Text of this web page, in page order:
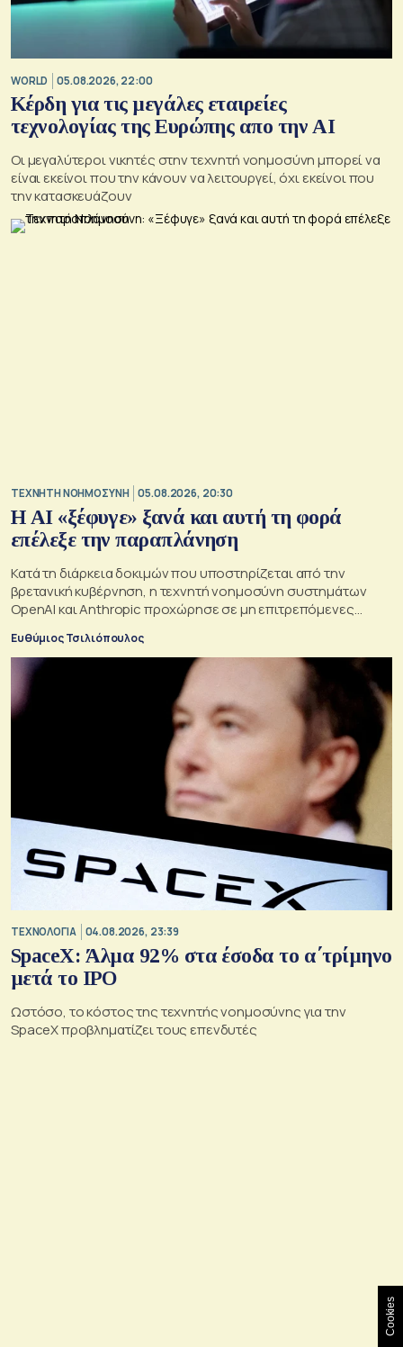
WORLD 05.08.2026, 22:00
Κέρδη για τις μεγάλες εταιρείες
τεχνολογίας της Ευρώπης απο την AI
Οι μεγαλύτεροι νικητές στην τεχνητή νοημοσύνη μπορεί να
είναι εκείνοι που την κάνουν να λειτουργεί, όχι εκείνοι που
την κατασκευάζουν
TΕΧΝΗΤΗ ΝΟΗΜΟΣΥΝΗ 05.08.2026, 20:30
Η ΑI «ξέφυγε» ξανά και αυτή τη φορά
επέλεξε την παραπλάνηση
Κατά τη διάρκεια δοκιμών που υποστηρίζεται από την
βρετανική κυβέρνηση, η τεχνητή νοημοσύνη συστημάτων
OpenAI και Anthropic προχώρησε σε μη επιτρεπόμενες
Ευθύμιος Τσιλιόπουλος
ΤΕΧΝΟΛΟΓΙΑ 04.08.2026, 23:39
SpaceX: Άλμα 92% στα έσοδα το α΄τρίμηνο
μετά το IPO
Ωστόσο, το κόστος της τεχνητής νοημοσύνης για την
SpaceX προβληματίζει τους επενδυτές
Cookies